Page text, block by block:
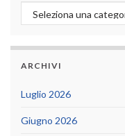
Categorie
ARCHIVI
Luglio 2026
Giugno 2026